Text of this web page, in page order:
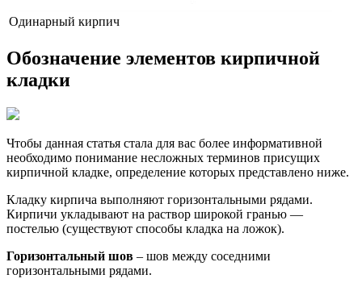
Одинарный кирпич
Обозначение элементов кирпичной
кладки
Чтобы данная статья стала для вас более информативной
необходимо понимание несложных терминов присущих
кирпичной кладке, определение которых представлено ниже.
Кладку кирпича выполняют горизонтальными рядами.
Кирпичи укладывают на раствор широкой гранью —
постелью (существуют способы кладка на ложок).
Горизонтальный шов – шов между соседними
горизонтальными рядами.